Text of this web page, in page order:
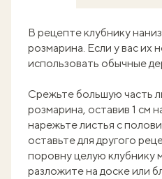
В рецепте клубнику
розмарина. Если у вас их
использовать обычные
Срежьте большую часть
розмарина, оставив 1 см
нарежьте листья с
оставьте для другого
поровну целую клубнику
разложите на доске или